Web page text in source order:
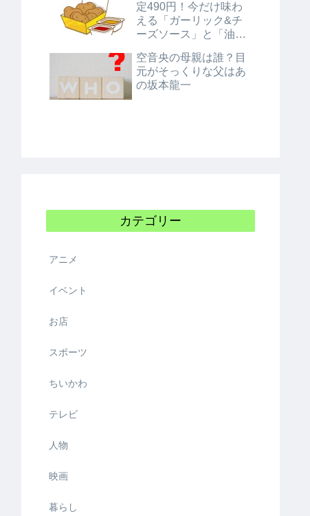
定490円！今だけ味わ
える「ガーリック&チ
ーズソース」と「油淋
空音央の母親は誰？目
元がそっくりな父はあ
の坂本龍一
カテゴリー
アニメ
イベント
お店
スポーツ
ちいかわ
テレビ
人物
映画
暮らし